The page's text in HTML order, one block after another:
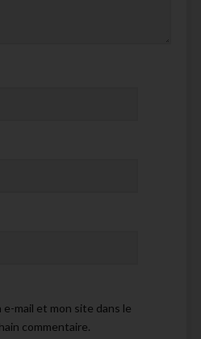
mail et mon site dans le
commentaire.